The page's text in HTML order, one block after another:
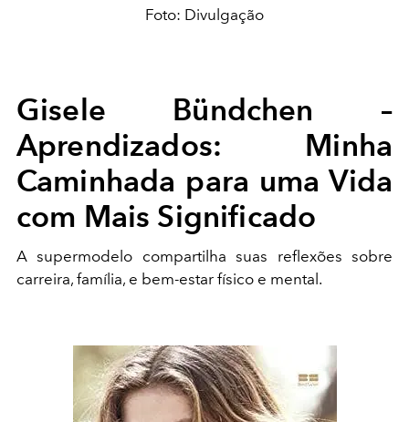
Foto: Divulgação
Gisele Bündchen –
Aprendizados: Minha
Caminhada para uma Vida
com Mais Significado
A supermodelo compartilha suas reflexões sobre
carreira, família, e bem-estar físico e mental.